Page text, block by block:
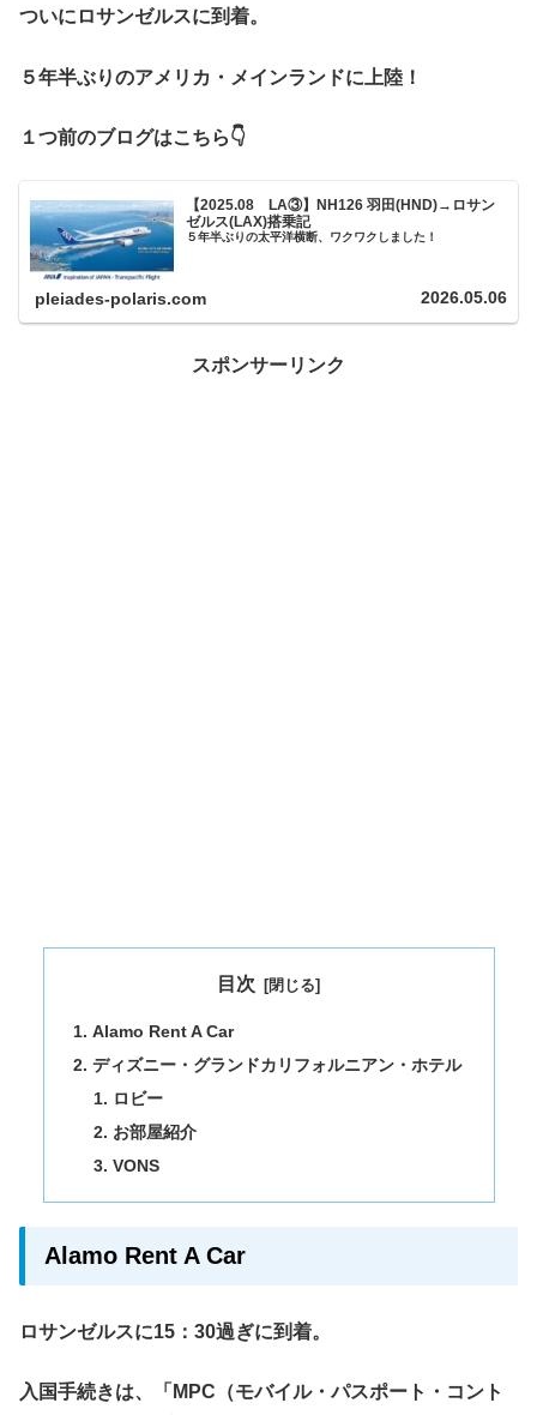
ついにロサンゼルスに到着。
５年半ぶりのアメリカ・メインランドに上陸！
１つ前のブログはこちら👇
【2025.08 LA③】NH126 羽田(HND)→ロサン
ゼルス(LAX)搭乗記
５年半ぶりの太平洋横断、ワクワクしました！
pleiades-polaris.com 2026.05.06
スポンサーリンク
目次
Alamo Rent A Car
ディズニー・グランドカリフォルニアン・ホテル
ロビー
お部屋紹介
VONS
Alamo Rent A Car
ロサンゼルスに15：30過ぎに到着。
入国手続きは、「MPC（モバイル・パスポート・コント